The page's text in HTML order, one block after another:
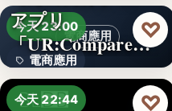
5
電商應用
今天 23:00
電商應用
文字
アプリ
「UR:Compare
＆…
♡
今天 22:44 ♡